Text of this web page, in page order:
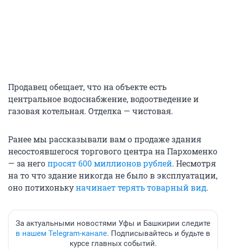
Продавец обещает, что на объекте есть
центральное водоснабжение, водоотведение и
газовая котельная. Отделка — чистовая.
Ранее мы рассказывали вам о продаже здания
несостоявшегося торгового центра на Пархоменко
— за негопросят 600 миллионов рублей. Несмотря
на то что здание никогда не было в эксплуатации,
оно потихонькуначинает терять товарный вид.
За актуальными новостями Уфы и Башкирии следите
в нашем Telegram-канале. Подписывайтесь и будьте в
курсе главных событий.